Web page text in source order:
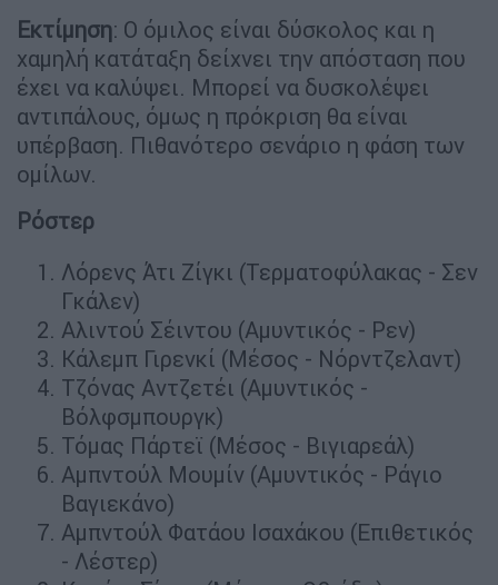
Εκτίμηση: Ο όμιλος είναι δύσκολος και η
χαμηλή κατάταξη δείχνει την απόσταση που
έχει να καλύψει. Μπορεί να δυσκολέψει
αντιπάλους, όμως η πρόκριση θα είναι
υπέρβαση. Πιθανότερο σενάριο η φάση των
ομίλων.
Ρόστερ
Λόρενς Άτι Ζίγκι (Τερματοφύλακας - Σεν
Γκάλεν)
Αλιντού Σέιντου (Αμυντικός - Ρεν)
Κάλεμπ Γιρενκί (Μέσος - Νόρντζελαντ)
Τζόνας Αντζετέι (Αμυντικός -
Βόλφσμπουργκ)
Τόμας Πάρτεϊ (Μέσος - Βιγιαρεάλ)
Αμπντούλ Μουμίν (Αμυντικός - Ράγιο
Βαγιεκάνο)
Αμπντούλ Φατάου Ισαχάκου (Επιθετικός
- Λέστερ)